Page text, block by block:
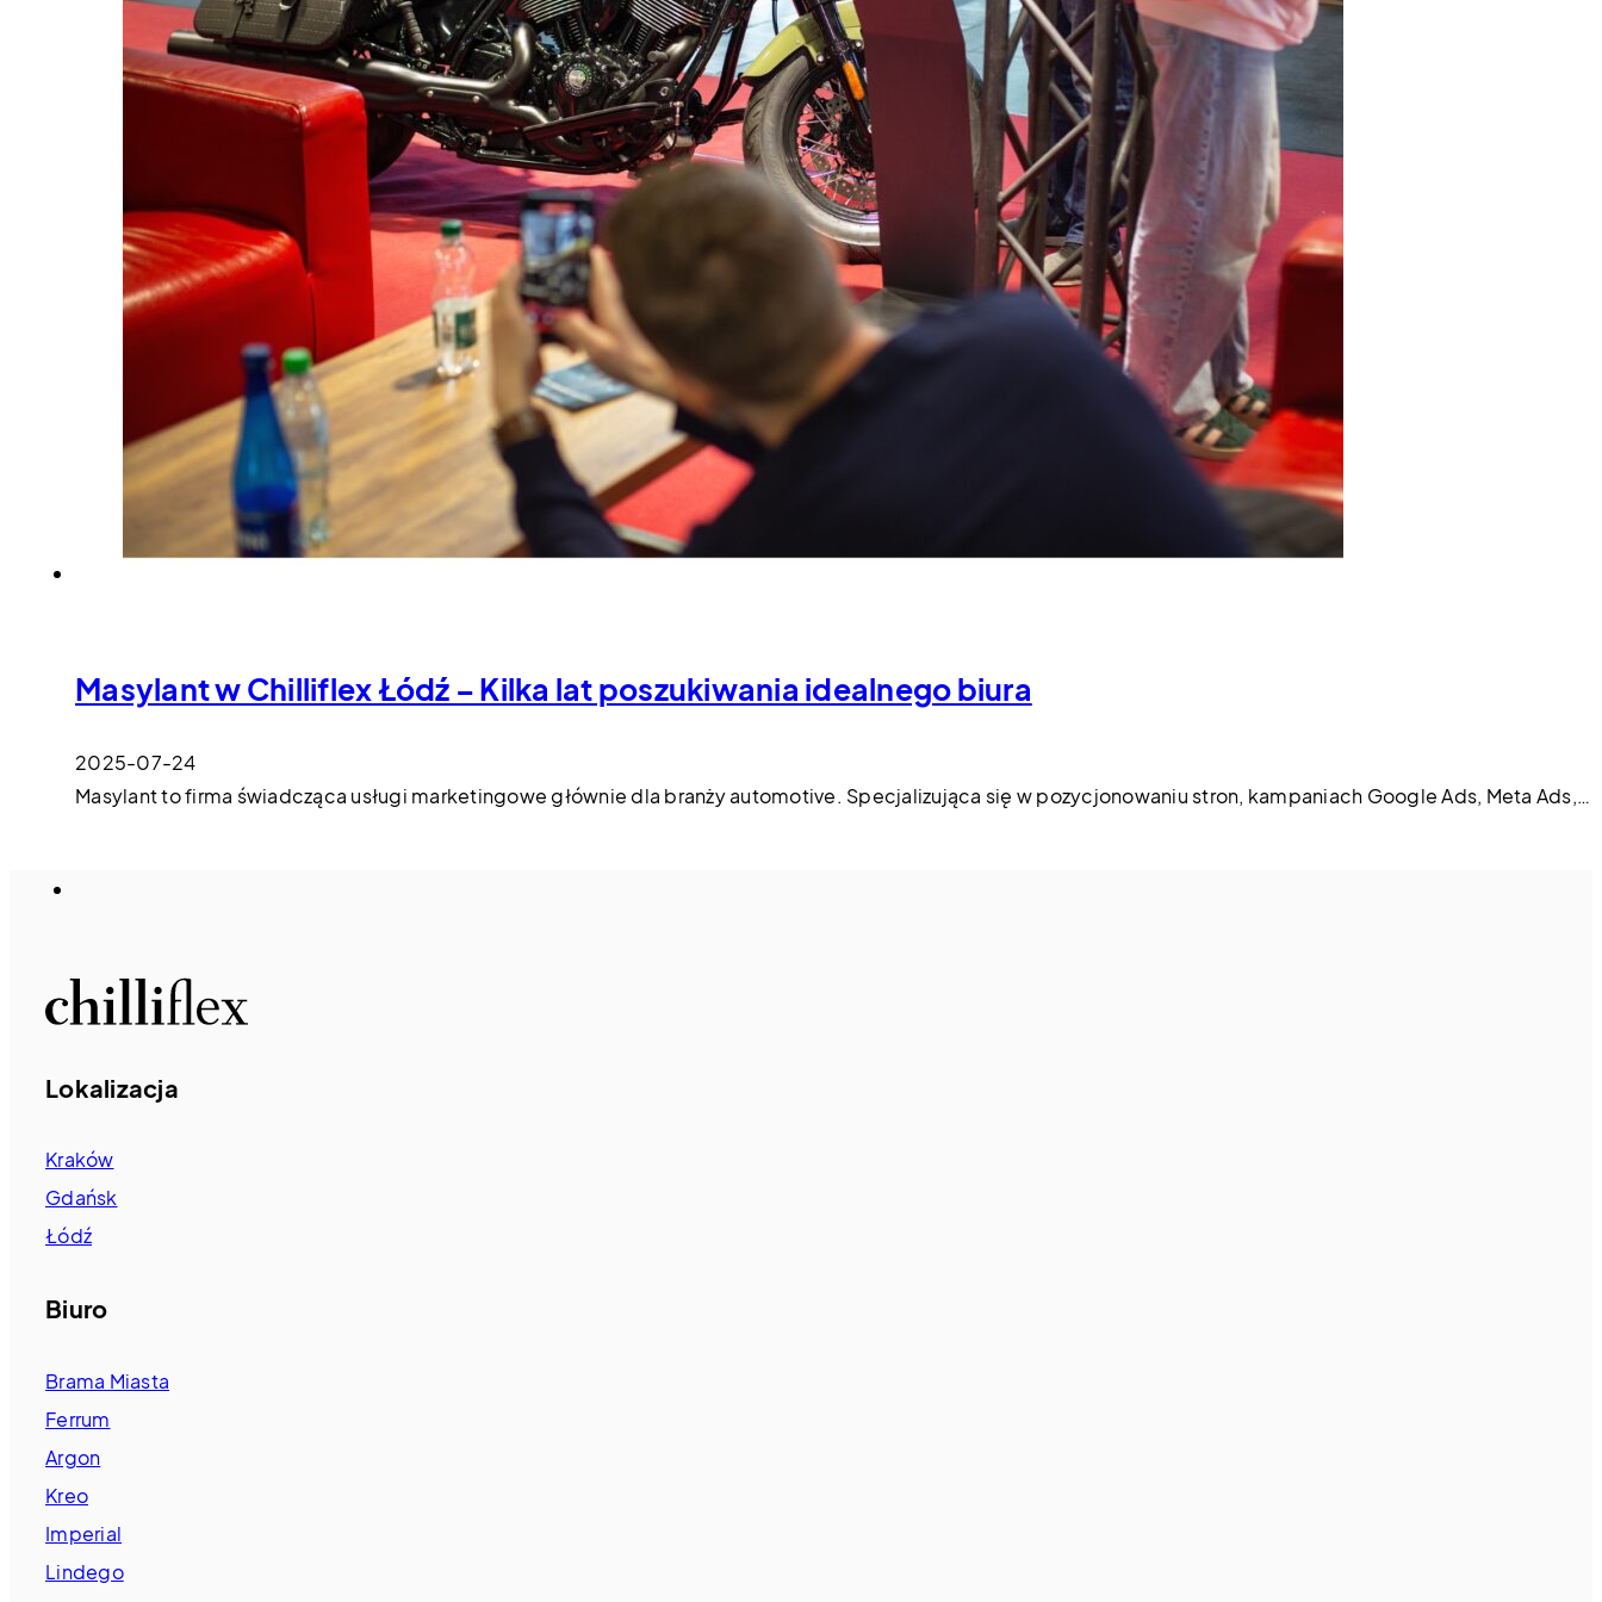
Masylant w Chilliflex Łódź – Kilka lat poszukiwania idealnego biura
2025-07-24
Masylant to firma świadcząca usługi marketingowe głównie dla branży automotive. Specjalizująca się w pozycjonowaniu stron, kampaniach Google Ads, Meta Ads,…
Lokalizacja
Kraków
Gdańsk
Łódź
Biuro
Brama Miasta
Ferrum
Argon
Kreo
Imperial
Lindego